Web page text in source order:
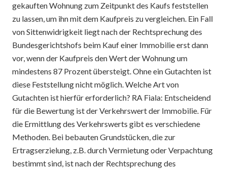
gekauften Wohnung zum Zeitpunkt des Kaufs feststellen
zu lassen, um ihn mit dem Kaufpreis zu vergleichen. Ein Fall
von Sittenwidrigkeit liegt nach der Rechtsprechung des
Bundesgerichtshofs beim Kauf einer Immobilie erst dann
vor, wenn der Kaufpreis den Wert der Wohnung um
mindestens 87 Prozent übersteigt. Ohne ein Gutachten ist
diese Feststellung nicht möglich. Welche Art von
Gutachten ist hierfür erforderlich? RA Fiala: Entscheidend
für die Bewertung ist der Verkehrswert der Immobilie. Für
die Ermittlung des Verkehrswerts gibt es verschiedene
Methoden. Bei bebauten Grundstücken, die zur
Ertragserzielung, z.B. durch Vermietung oder Verpachtung
bestimmt sind, ist nach der Rechtsprechung des